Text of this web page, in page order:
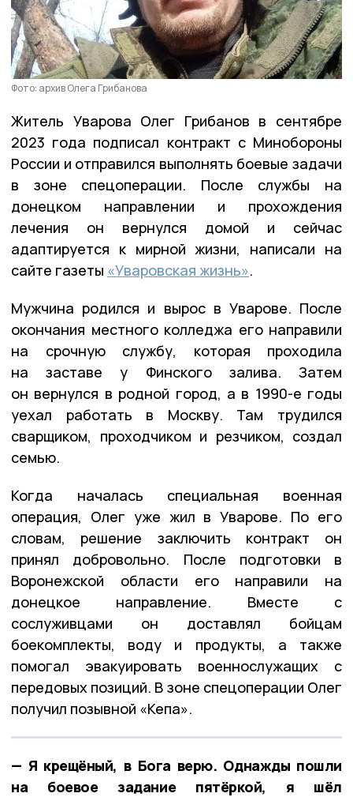
Фото: архив Олега Грибанова
Житель Уварова Олег Грибанов в сентябре
2023 года подписал контракт с Минобороны
России и отправился выполнять боевые задачи
в зоне спецоперации. После службы на
донецком направлении и прохождения
лечения он вернулся домой и сейчас
адаптируется к мирной жизни, написали на
сайте газеты «Уваровская жизнь».
Мужчина родился и вырос в Уварове. После
окончания местного колледжа его направили
на срочную службу, которая проходила
на заставе у Финского залива. Затем
он вернулся в родной город, а в 1990-е годы
уехал работать в Москву. Там трудился
сварщиком, проходчиком и резчиком, создал
семью.
Когда началась специальная военная
операция, Олег уже жил в Уварове. По его
словам, решение заключить контракт он
принял добровольно. После подготовки в
Воронежской области его направили на
донецкое направление. Вместе с
сослуживцами он доставлял бойцам
боекомплекты, воду и продукты, а также
помогал эвакуировать военнослужащих с
передовых позиций. В зоне спецоперации Олег
получил позывной «Кепа».
— Я крещёный, в Бога верю. Однажды пошли
на боевое задание пятёркой, я шёл